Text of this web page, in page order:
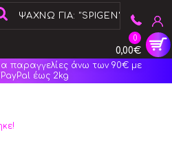
0
0,00€
παραγγελίες άνω των 90€ με
έως 2kg